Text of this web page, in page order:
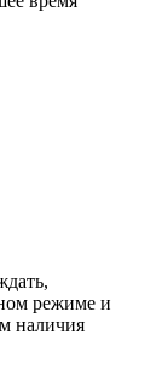
режиме и
наличия